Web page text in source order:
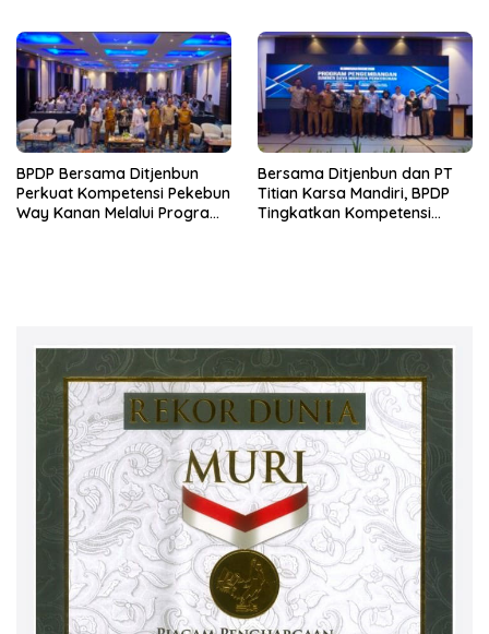
BPDP Bersama Ditjenbun
Perkuat Kompetensi Pekebun
Way Kanan Melalui Program
Bersama Ditjenbun dan PT
Titian Karsa Mandiri, BPDP
Tingkatkan Kompetensi